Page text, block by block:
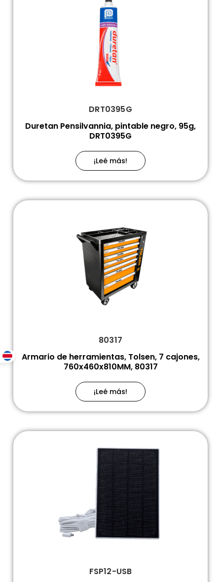
DRT0395G
Duretan Pensilvannia, pintable negro, 95g,
DRT0395G
¡Leé más!
80317
Armario de herramientas, Tolsen, 7 cajones,
760x460x810MM, 80317
¡Leé más!
FSP12-USB